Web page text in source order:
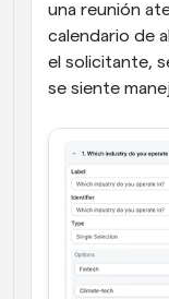
una reunión
calendario de
el solicitante,
se siente